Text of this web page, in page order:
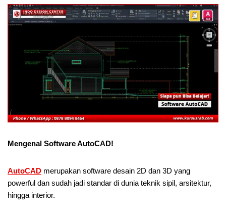
Mengenal Software AutoCAD!
AutoCAD merupakan software desain 2D dan 3D yang
powerful dan sudah jadi standar di dunia teknik sipil, arsitektur,
hingga interior.